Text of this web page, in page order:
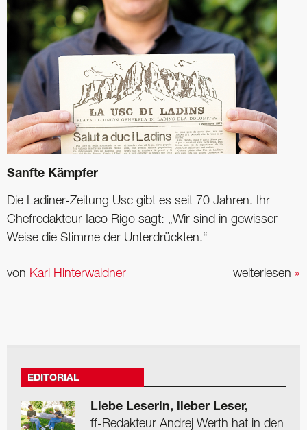
Sanfte Kämpfer
Die Ladiner-Zeitung Usc gibt es seit 70 Jahren. Ihr
Chefredakteur Iaco Rigo sagt: „Wir sind in gewisser
Weise die Stimme der Unterdrückten.“
weiterlesen »
von Karl Hinterwaldner
EDITORIAL
Liebe Leserin, lieber Leser,
ff-Redakteur Andrej Werth hat in den